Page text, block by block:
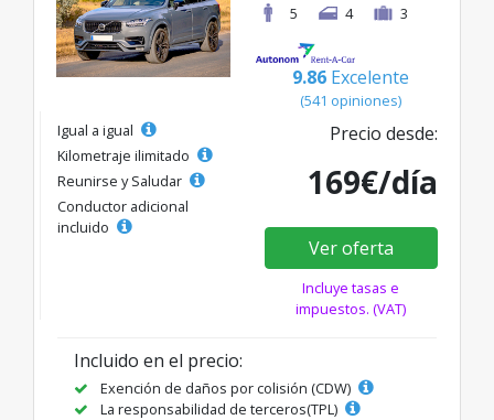
5
4 3
9.86 Excelente
(541 opiniones)
Igual a igual
Kilometraje ilimitado
Reunirse y Saludar
Conductor adicional
incluido
Precio desde:
169€/día
Ver oferta
Incluye tasas e
impuestos. (VAT)
Incluido en el precio:
Exención de daños por colisión (CDW)
La responsabilidad de terceros(TPL)